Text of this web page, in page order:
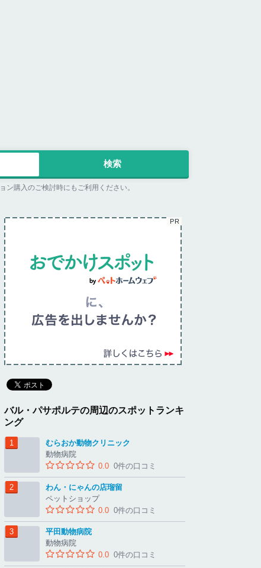
購入のご検討時にもご利用ください。
バル・パサポルテの周辺のスポットランキ
ング
むらおか動物クリニック
動物病院
0.0 0件の口コミ
わん・にゃんの店瑠留
ペットショップ
0.0 0件の口コミ
平田動物病院
動物病院
0.0 0件の口コミ